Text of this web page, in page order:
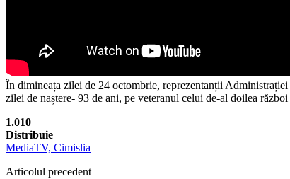
În dimineața zilei de 24 octombrie, reprezentanții
zilei de naștere- 93 de ani, pe veteranul celui de-al doilea
1.010
Distribuie
MediaTV, Cimislia
Articolul precedent